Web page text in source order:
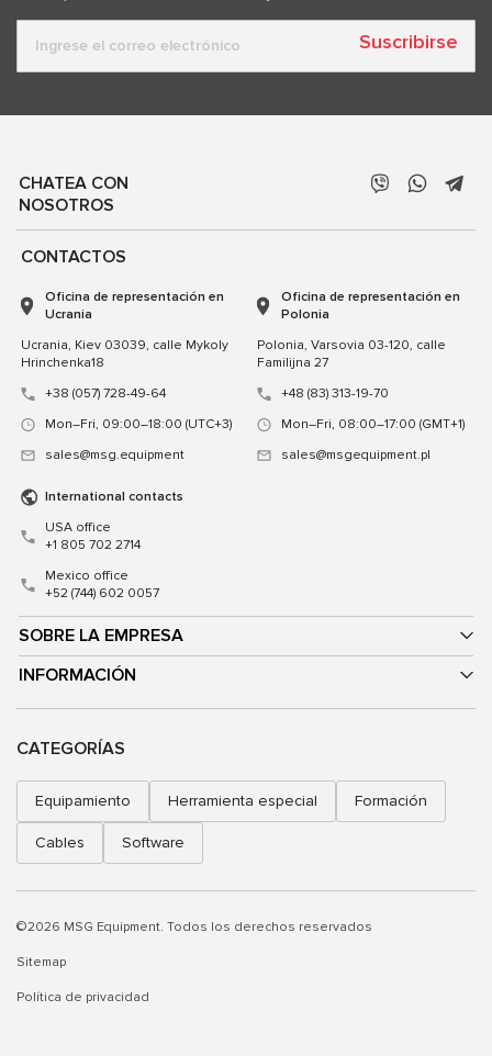
Suscribirse
CHATEA CON
NOSOTROS
SOBRE LA EMPRESA
INFORMACIÓN
CONTACTOS
Oficina de representación en
Ucrania
Ucrania, Kiev 03039, calle Mykoly
Hrinchenka18
+38 (057) 728-49-64
Mon–Fri, 09:00–18:00 (UTC+3)
sales@msg.equipment
Oficina de representación en
Polonia
Polonia, Varsovia 03-120, calle
Familijna 27
+48 (83) 313-19-70
Mon–Fri, 08:00–17:00 (GMT+1)
sales@msgequipment.pl
International contacts
USA office
+1 805 702 2714
Mexico office
+52 (744) 602 0057
CATEGORÍAS
Equipamiento Herramienta especial Formación
Cables Software
©2026 MSG Equipment. Todos los derechos reservados
Sitemap
Política de privacidad